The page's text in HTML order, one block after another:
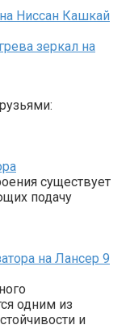
Ниссан Кашкай
зеркал на
существует
подачу
на Лансер 9
одним из
и